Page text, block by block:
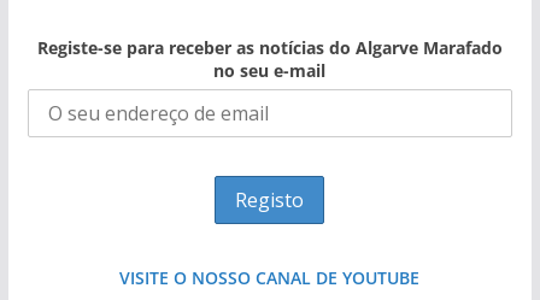
Registe-se para receber as notícias do Algarve Marafado
no seu e-mail
VISITE O NOSSO CANAL DE YOUTUBE